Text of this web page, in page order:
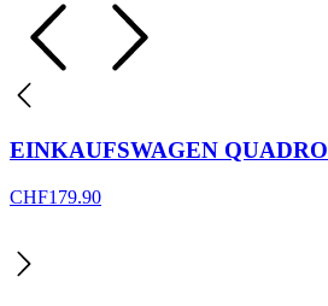
EINKAUFSWAGEN QUADRO
CHF179.90